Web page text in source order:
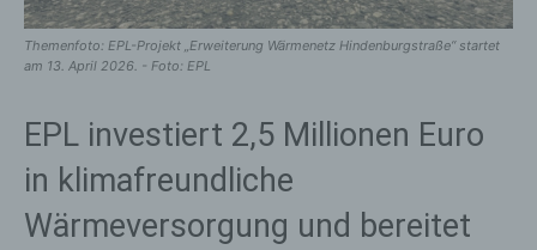
Themenfoto: EPL-Projekt „Erweiterung Wärmenetz Hindenburgstraße“ startet
am 13. April 2026. - Foto: EPL
EPL investiert 2,5 Millionen Euro
in klimafreundliche
Wärmeversorgung und bereitet